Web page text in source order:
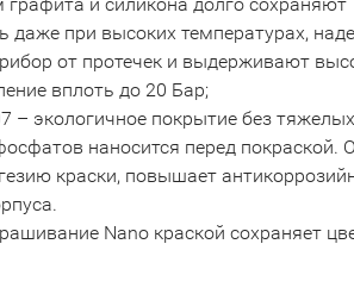
даже при высоких температурах,
от протечек и выдерживают
вплоть до 20 Бар;
– экологичное покрытие без тяжелых
наносится перед покраской.
краски, повышает
Nano краской сохраняет